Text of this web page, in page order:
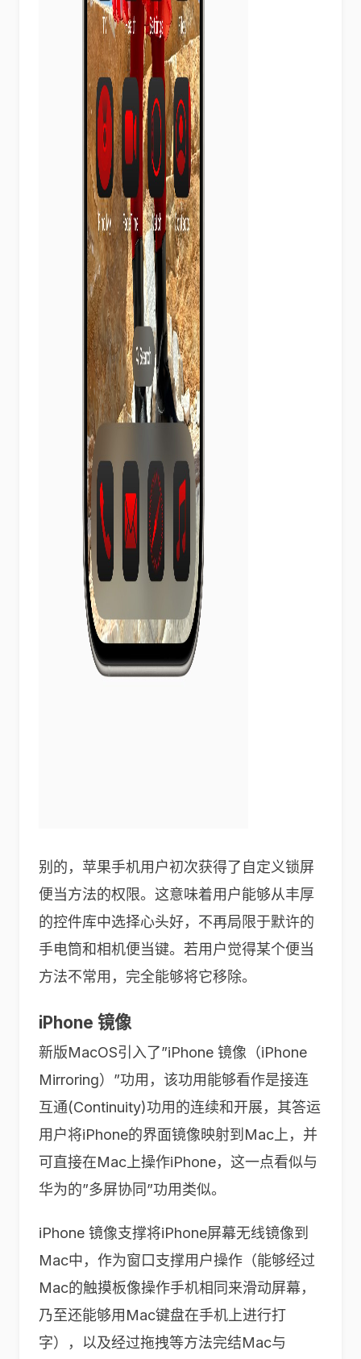
别的，苹果手机用户初次获得了自定义锁屏
便当方法的权限。这意味着用户能够从丰厚
的控件库中选择心头好，不再局限于默许的
手电筒和相机便当键。若用户觉得某个便当
方法不常用，完全能够将它移除。
iPhone 镜像
新版MacOS引入了”iPhone 镜像（iPhone
Mirroring）”功用，该功用能够看作是接连
互通(Continuity)功用的连续和开展，其答运
用户将iPhone的界面镜像映射到Mac上，并
可直接在Mac上操作iPhone，这一点看似与
华为的”多屏协同”功用类似。
iPhone 镜像支撑将iPhone屏幕无线镜像到
Mac中，作为窗口支撑用户操作（能够经过
Mac的触摸板像操作手机相同来滑动屏幕，
乃至还能够用Mac键盘在手机上进行打
字），以及经过拖拽等方法完结Mac与